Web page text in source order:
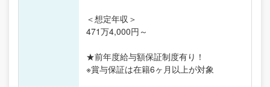
＜想定年収＞
471万4,000円～
★前年度給与額保証制度有り！
※賞与保証は在籍6ヶ月以上が対象